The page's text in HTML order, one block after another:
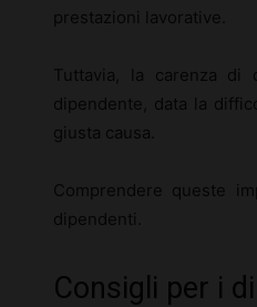
prestazioni lavorative.
Tuttavia, la carenza
dipendente, data la
giusta causa.
Comprendere queste
dipendenti.
Consigli per i